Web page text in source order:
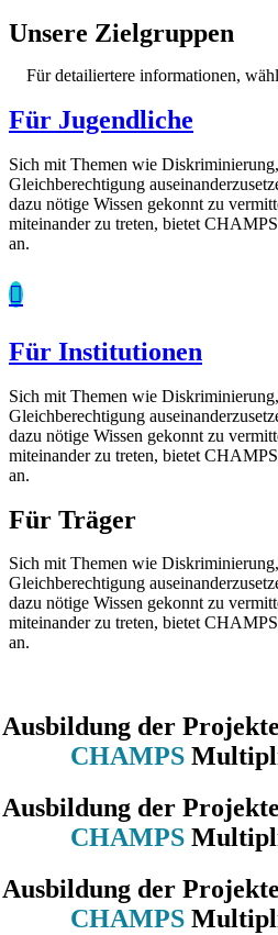
Unsere Zielgruppen
Für detailiertere informationen,
Für Jugendliche
Sich mit Themen wie
Gleichberechtigung
dazu nötige Wissen gekonnt zu
miteinander zu treten, bietet
an.
Für Institutionen
Sich mit Themen wie
Gleichberechtigung
dazu nötige Wissen gekonnt zu
miteinander zu treten, bietet
an.
Für Träger
Sich mit Themen wie
Gleichberechtigung
dazu nötige Wissen gekonnt zu
miteinander zu treten, bietet
an.
Ausbildung der
CHAMPS
Ausbildung der
CHAMPS
Ausbildung der
CHAMPS